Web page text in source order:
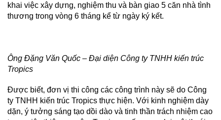
khai việc xây dựng, nghiệm thu và bàn giao 5 căn nhà tình
thương trong vòng 6 tháng kể từ ngày ký kết.
Ông Đặng Văn Quốc – Đại diện Công ty TNHH kiến trúc
Tropics
Được biết, đơn vị thi công các công trình này sẽ do Công
ty TNHH kiến trúc Tropics thực hiện. Với kinh nghiệm dày
dặn, ý tưởng sáng tạo dồi dào và tinh thần trách nhiệm cao